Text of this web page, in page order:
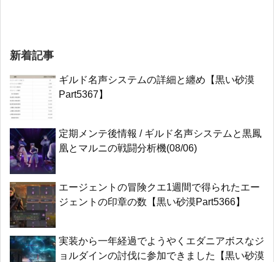
新着記事
ギルド名声システムの詳細と纏め【黒い砂漠
Part5367】
定期メンテ後情報 / ギルド名声システムと黒鳳
凰とマルニの戦闘分析機(08/06)
エージェントの冒険クエ1週間で得られたエー
ジェントの印章の数【黒い砂漠Part5366】
実装から一年経過でようやくエダニアボスなジ
ョルダインの討伐に参加できました【黒い砂漠